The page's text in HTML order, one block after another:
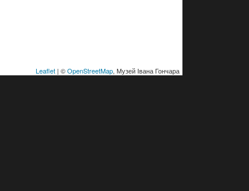
Leaflet | ©OpenStreetMap, Музей Івана Гончара